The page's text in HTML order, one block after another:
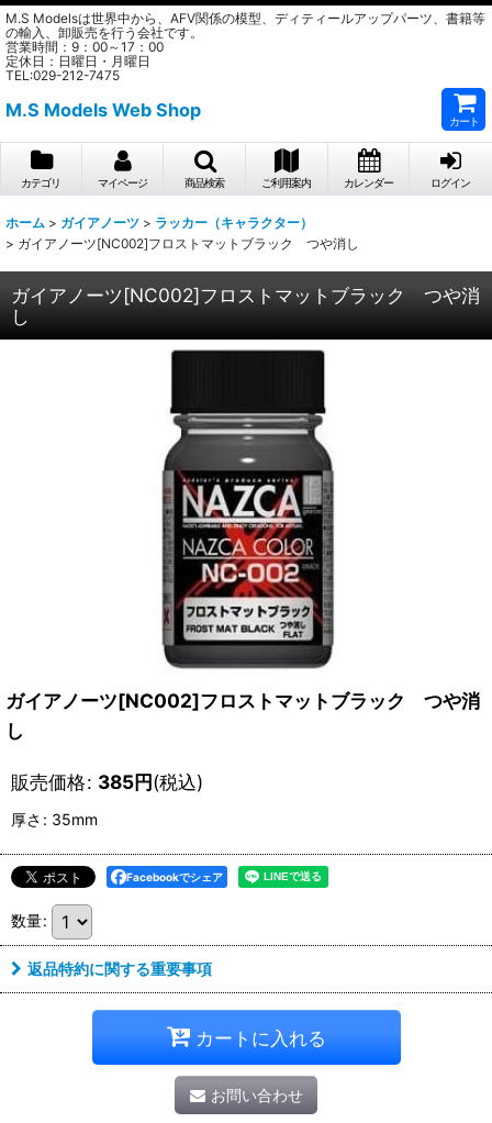
M.S Modelsは世界中から、AFV関係の模型、ディティールアップパーツ、書籍等
の輸入、卸販売を行う会社です。
営業時間：9：00～17：00
定休日：日曜日・月曜日
TEL:029-212-7475
M.S Models Web Shop
カート
カテゴリ マイページ 商品検索 ご利用案内 カレンダー ログイン
ホーム > ガイアノーツ > ラッカー（キャラクター）
> ガイアノーツ[NC002]フロストマットブラック つや消し
ガイアノーツ[NC002]フロストマットブラック つや消
し
ガイアノーツ[NC002]フロストマットブラック つや消
し
販売価格: 385円(税込)
厚さ : 35mm
Facebookでシェア
数量:
返品特約に関する重要事項
カートに入れる
お問い合わせ